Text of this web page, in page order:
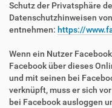
Schutz der Privatsphäre
Datenschutzhinweisen
entnehmen: https://
Wenn ein Nutzer
Facebook über dieses
und mit seinen bei
verknüpft, muss er sich
bei Facebook ausloggen